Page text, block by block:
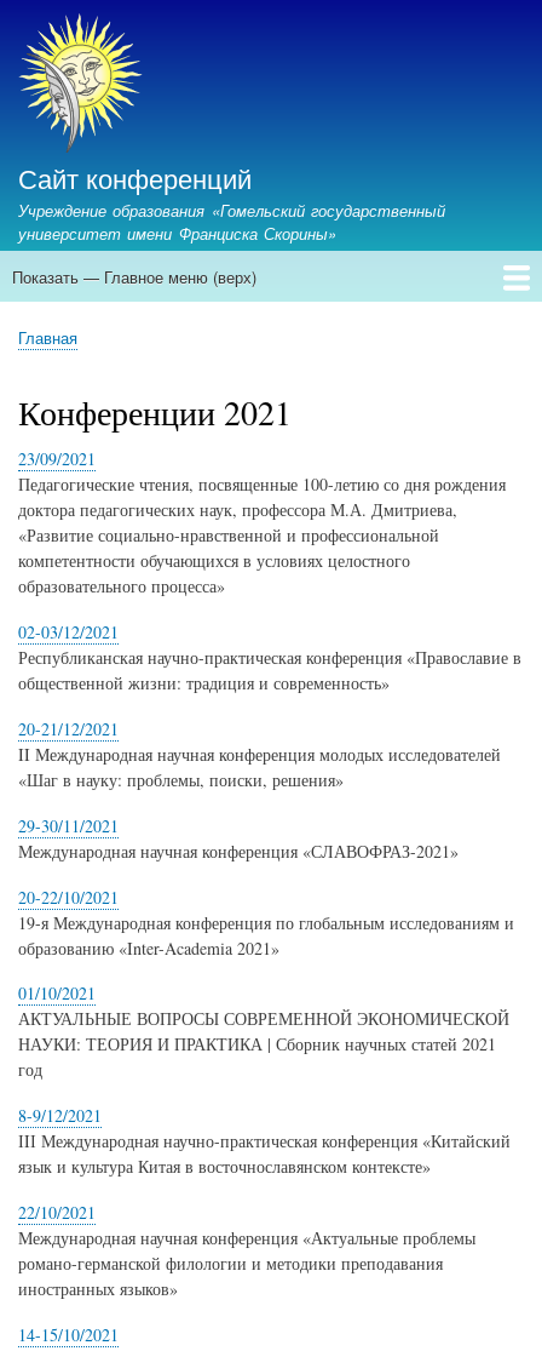
Сайт конференций
Учреждение образования «Гомельский государственный
университет имени Франциска Скорины»
Главное
(верх)
Показать — Главное меню (верх)
Главная
Предстоящие конференции
Архив конференций
Контакты
Строка
Главная
Конференции 2021
23/09/2021
Педагогические чтения, посвященные 100-летию со дня рождения
доктора педагогических наук, профессора М.А. Дмитриева,
«Развитие социально-нравственной и профессиональной
компетентности обучающихся в условиях целостного
образовательного процесса»
02-03/12/2021
Республиканская научно-практическая конференция «Православие в
общественной жизни: традиция и современность»
20-21/12/2021
II Международная научная конференция молодых исследователей
«Шаг в науку: проблемы, поиски, решения»
29-30/11/2021
Международная научная конференция «СЛАВОФРАЗ-2021»
20-22/10/2021
19-я Международная конференция по глобальным исследованиям и
образованию «Inter-Academia 2021»
01/10/2021
АКТУАЛЬНЫЕ ВОПРОСЫ СОВРЕМЕННОЙ ЭКОНОМИЧЕСКОЙ
НАУКИ: ТЕОРИЯ И ПРАКТИКА | Сборник научных статей 2021
год
8-9/12/2021
ІIІ Международная научно-практическая конференция «Китайский
язык и культура Китая в восточнославянском контексте»
22/10/2021
Международная научная конференция «Актуальные проблемы
романо-германской филологии и методики преподавания
иностранных языков»
14-15/10/2021